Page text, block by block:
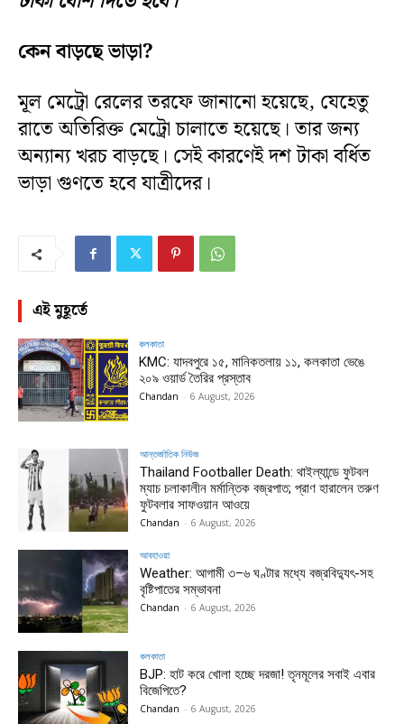
কেন বাড়ছে ভাড়া?
মূল মেট্রো রেলের তরফে জানানো হয়েছে, যেহেতু
রাতে অতিরিক্ত মেট্রো চালাতে হয়েছে। তার জন্য
অন্যান্য খরচ বাড়ছে। সেই কারণেই দশ টাকা বর্ধিত
ভাড়া গুণতে হবে যাত্রীদের।
এই মুহূর্তে
কলকাতা
KMC: যাদবপুরে ১৫, মানিকতলায় ১১, কলকাতা ভেঙে
২০৯ ওয়ার্ড তৈরির প্রস্তাব
Chandan - 6 August, 2026
আন্তর্জাতিক নিউজ
Thailand Footballer Death: থাইল্যান্ডে ফুটবল
ম্যাচ চলাকালীন মর্মান্তিক বজ্রপাত; প্রাণ হারালেন তরুণ
ফুটবলার সাফওয়ান আওয়ে
Chandan - 6 August, 2026
আবহাওয়া
Weather: আগামী ৩–৬ ঘণ্টার মধ্যে বজ্রবিদ্যুৎ-সহ
বৃষ্টিপাতের সম্ভাবনা
Chandan - 6 August, 2026
কলকাতা
BJP: হাট করে খোলা হচ্ছে দরজা! তৃনমূলের সবাই এবার
বিজেপিতে?
Chandan - 6 August, 2026